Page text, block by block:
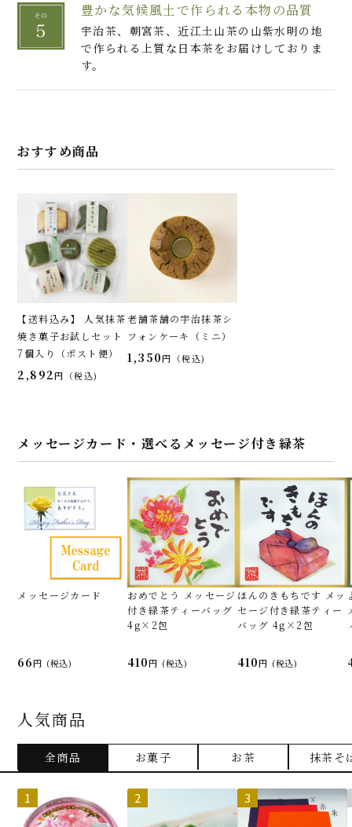
豊かな気候風土で作られる本物の品質
宇治茶、朝宮茶、近江土山茶の山紫水明の地
で作られる上質な日本茶をお届けしておりま
す。
おすすめ商品
【送料込み】 人気抹茶
焼き菓子お試しセット
7個入り（ポスト便）
2,892 税込
老舗茶舗の宇治抹茶シ
フォンケーキ（ミニ）
1,350 税込
メッセージカード・選べるメッセージ付き緑茶
メッセージカード
66 (税込)
おめでとう メッセージ
付き緑茶ティーバッグ
4g×2包
410 (税込)
ほんのきもちです メッ
セージ付き緑茶ティー
バッグ 4g×2包
410 (税込)
人気商品
全商品 お菓子 お茶 抹茶そ